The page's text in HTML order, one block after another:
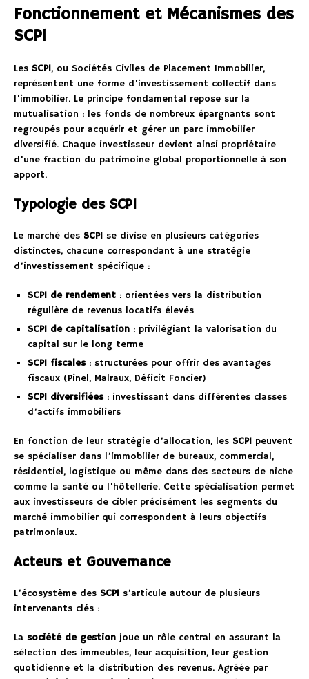
Fonctionnement et Mécanismes des
SCPI
Les SCPI, ou Sociétés Civiles de Placement Immobilier,
représentent une forme d’investissement collectif dans
l’immobilier. Le principe fondamental repose sur la
mutualisation : les fonds de nombreux épargnants sont
regroupés pour acquérir et gérer un parc immobilier
diversifié. Chaque investisseur devient ainsi propriétaire
d’une fraction du patrimoine global proportionnelle à son
apport.
Typologie des SCPI
Le marché des SCPI se divise en plusieurs catégories
distinctes, chacune correspondant à une stratégie
d’investissement spécifique :
SCPI de rendement : orientées vers la distribution
régulière de revenus locatifs élevés
SCPI de capitalisation : privilégiant la valorisation du
capital sur le long terme
SCPI fiscales: structurées pour offrir des avantages
fiscaux (Pinel, Malraux, Déficit Foncier)
SCPI diversifiées: investissant dans différentes classes
d’actifs immobiliers
En fonction de leur stratégie d’allocation, les SCPI peuvent
se spécialiser dans l’immobilier de bureaux, commercial,
résidentiel, logistique ou même dans des secteurs de niche
comme la santé ou l’hôtellerie. Cette spécialisation permet
aux investisseurs de cibler précisément les segments du
marché immobilier qui correspondent à leurs objectifs
patrimoniaux.
Acteurs et Gouvernance
L’écosystème des SCPI s’articule autour de plusieurs
intervenants clés :
La société de gestion joue un rôle central en assurant la
sélection des immeubles, leur acquisition, leur gestion
quotidienne et la distribution des revenus. Agréée par